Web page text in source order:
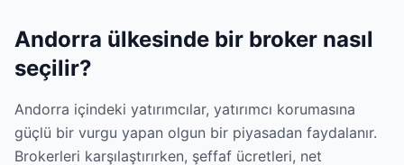
Andorra ülkesinde bir broker nasıl
seçilir?
Andorra içindeki yatırımcılar, yatırımcı korumasına
güçlü bir vurgu yapan olgun bir piyasadan faydalanır.
Brokerleri karşılaştırırken, şeffaf ücretleri, net